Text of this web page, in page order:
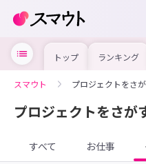
トップ ランキング
スマウト プロジェクトをさ
プロジェクトをさが
すべて お仕事